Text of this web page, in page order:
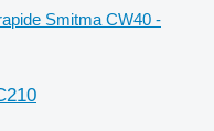
Smitma CW40 -